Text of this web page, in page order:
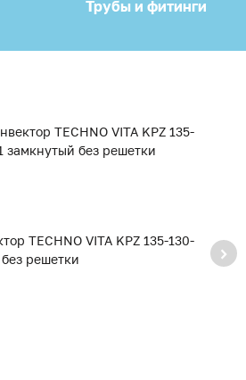
Трубы и фитинги
TECHNO VITA KPZ 135-130-
решетки